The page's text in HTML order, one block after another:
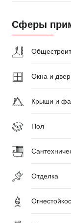
Сферы
Окна и
Крыши и
Пол
Отделка